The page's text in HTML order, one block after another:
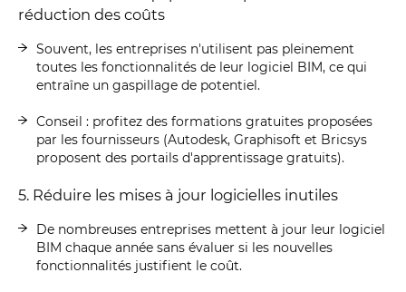
réduction des coûts
Souvent, les entreprises n'utilisent pas pleinement
toutes les fonctionnalités de leur logiciel BIM, ce qui
entraîne un gaspillage de potentiel.
Conseil : profitez des formations gratuites proposées
par les fournisseurs (Autodesk, Graphisoft et Bricsys
proposent des portails d'apprentissage gratuits).
5. Réduire les mises à jour logicielles inutiles
De nombreuses entreprises mettent à jour leur logiciel
BIM chaque année sans évaluer si les nouvelles
fonctionnalités justifient le coût.